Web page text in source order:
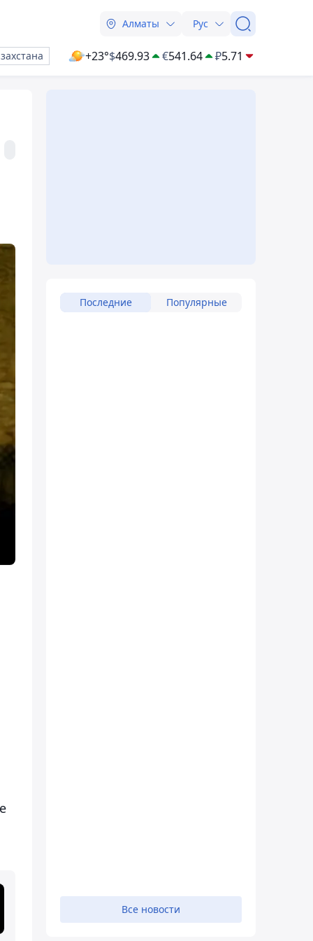
Алматы Рус
+23°$469.93 €541.64 ₽5.71
Последние Популярные
Все новости